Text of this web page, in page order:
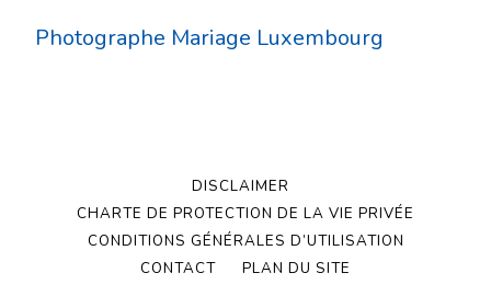
Photographe Mariage Luxembourg
DISCLAIMER
CHARTE DE PROTECTION DE LA VIE PRIVÉE
CONDITIONS GÉNÉRALES D’UTILISATION
CONTACT
PLAN DU SITE